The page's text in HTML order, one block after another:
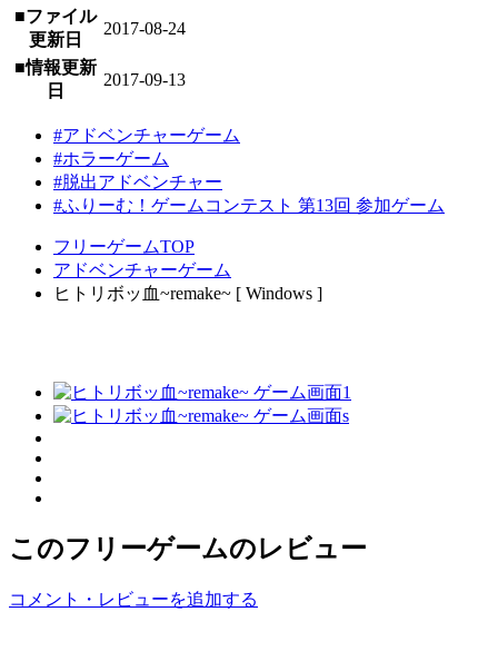
■ファイル
更新日
2017-08-24
■情報更新
日
2017-09-13
#アドベンチャーゲーム
#ホラーゲーム
#脱出アドベンチャー
#ふりーむ！ゲームコンテスト 第13回 参加ゲーム
フリーゲームTOP
アドベンチャーゲーム
ヒトリボッ血~remake~ [ Windows ]
このフリーゲームのレビュー
コメント・レビューを追加する